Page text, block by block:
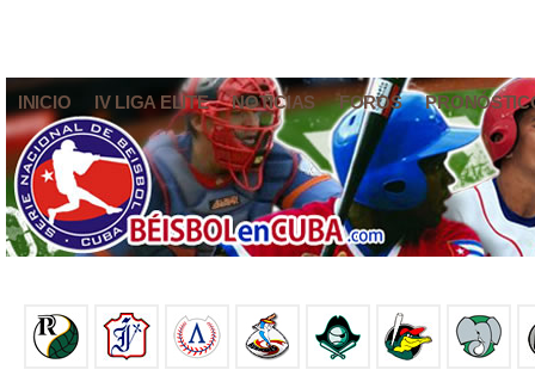
INICIO IV LIGA ELITE NOTICIAS FOROS